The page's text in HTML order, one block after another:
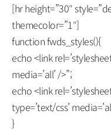
[hr height=”30″
themecolor=”1″]
function fwds_styles(){
echo <link
media=’all’ />”;
echo <link
type=’text/css’
}